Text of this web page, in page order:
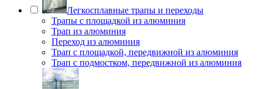
Легкосплавные трапы и переходы
Трапы с площадкой из алюминия
Трап из алюминия
Переход из алюминия
Трап с площадкой, передвижной из алюминия
Трап с подмостком, передвижной из алюминия